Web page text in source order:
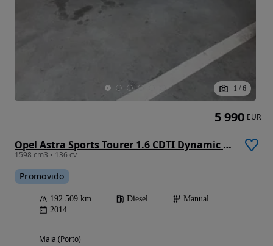
1 / 6
Opel Astra Sports Tourer 1.6 CDTI Dynamic S/S
1598 cm3 • 136 cv
Promovido
192 509 km Diesel
Manual
2014
Maia (Porto)
5 990 EUR